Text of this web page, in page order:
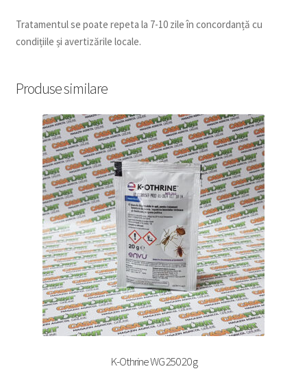
Tratamentul se poate repeta la 7-10 zile în concordanță cu
condițiile și avertizările locale.
Produse similare
K-Othrine WG 250 20 g